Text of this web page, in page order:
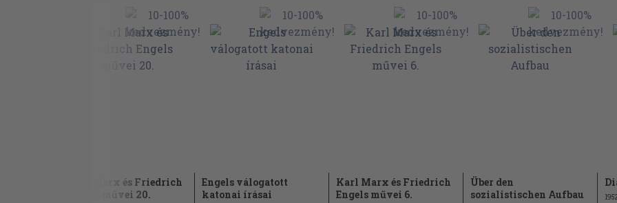
Karl Marx és Friedrich
Engels művei 20.
Engels válogatott
katonai írásai
Karl Marx és Friedrich
Engels művei 6.
Über den
sozialistischen Aufbau